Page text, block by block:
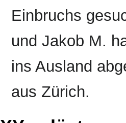
Einbruchs
und Jakob M.
ins Ausland
aus Zürich.